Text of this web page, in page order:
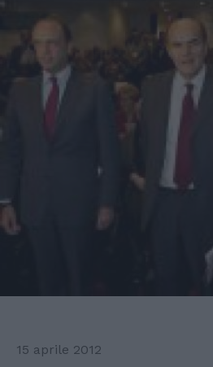
15 aprile 2012